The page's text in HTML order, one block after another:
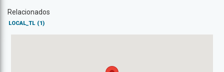
Relacionados
LOCAL_TL (1)